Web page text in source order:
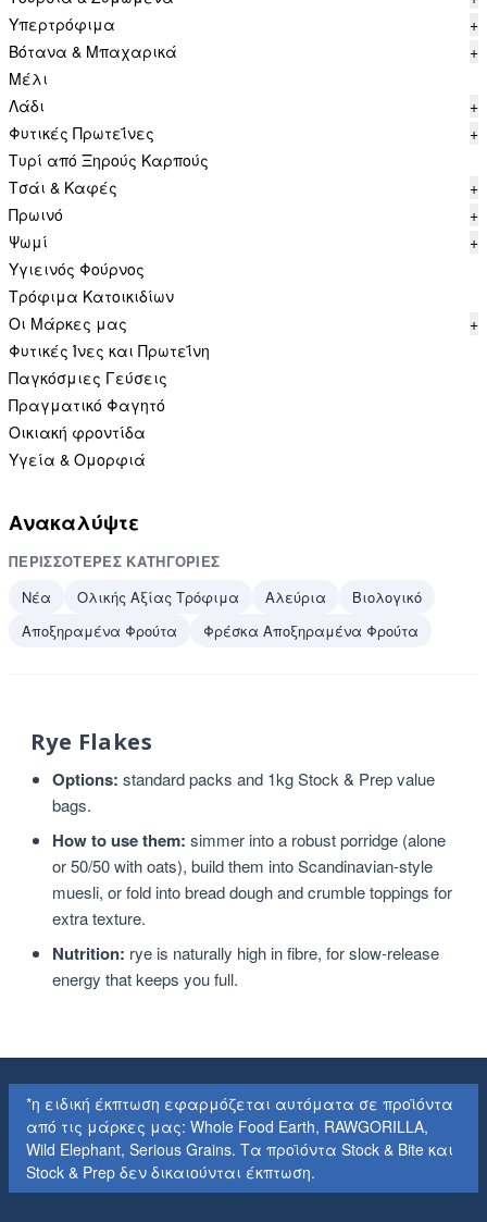
Υπερτρόφιμα
+
Βότανα & Μπαχαρικά
+
Μέλι
Λάδι
+
Φυτικές Πρωτεΐνες
+
Τυρί από Ξηρούς Καρπούς
Τσάι & Καφές
+
Πρωινό
+
Ψωμί
+
Υγιεινός Φούρνος
Τρόφιμα Κατοικιδίων
Οι Μάρκες μας
+
Φυτικές Ίνες και Πρωτεΐνη
Παγκόσμιες Γεύσεις
Πραγματικό Φαγητό
Οικιακή φροντίδα
Υγεία & Ομορφιά
Ανακαλύψτε
ΠΕΡΙΣΣΌΤΕΡΕΣ ΚΑΤΗΓΟΡΊΕΣ
Νέα
Ολικής Αξίας Τρόφιμα Αλεύρια
Βιολογικό
Αποξηραμένα Φρούτα
Φρέσκα Αποξηραμένα Φρούτα
Rye Flakes
Options: standard packs and 1kg Stock & Prep value
bags.
How to use them: simmer into a robust porridge (alone
or 50/50 with oats), build them into Scandinavian-style
muesli, or fold into bread dough and crumble toppings for
extra texture.
Nutrition: rye is naturally high in fibre, for slow-release
energy that keeps you full.
*η ειδική έκπτωση εφαρμόζεται αυτόματα σε προϊόντα
από τις μάρκες μας: Whole Food Earth, RAWGORILLA,
Wild Elephant, Serious Grains. Τα προϊόντα Stock & Bite και
Stock & Prep δεν δικαιούνται έκπτωση.